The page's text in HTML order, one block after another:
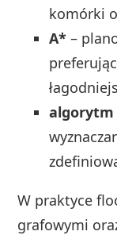
komórki
A* –
W praktyce
grafowymi